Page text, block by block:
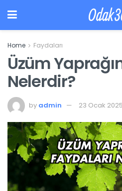
Home Faydaları
Üzüm
Nelerdir?
by admin 23 Ocak 2025